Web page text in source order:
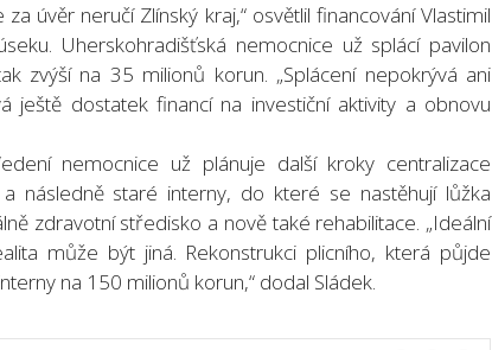
úvěr neručí Zlínský kraj,“ osvětlil financování Vlastimil
Uherskohradišťská nemocnice už splácí pavilon
zvýší na 35 milionů korun. „Splácení nepokrývá ani
ještě dostatek financí na investiční aktivity a obnovu
nemocnice už plánuje další kroky centralizace
následně staré interny, do které se nastěhují lůžka
zdravotní středisko a nově také rehabilitace. „Ideální
může být jiná. Rekonstrukci plicního, která půjde
na 150 milionů korun,“ dodal Sládek.